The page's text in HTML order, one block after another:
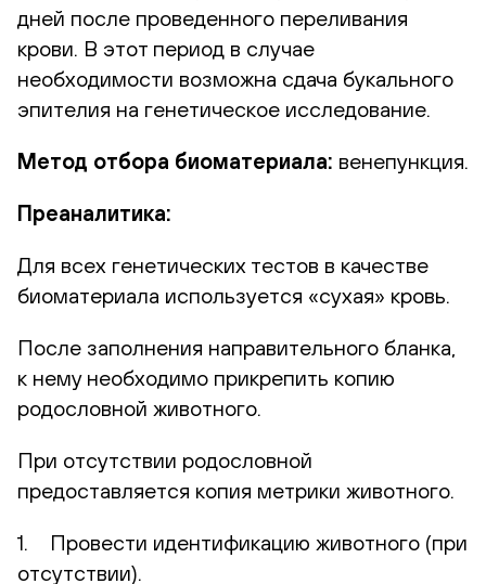
дней после проведенного переливания
крови. В этот период в случае
необходимости возможна сдача букального
эпителия на генетическое исследование.
Метод отбора биоматериала: венепункция.
Преаналитика:
Для всех генетических тестов в качестве
биоматериала используется «сухая» кровь.
После заполнения направительного бланка,
к нему необходимо прикрепить копию
родословной животного.
При отсутствии родословной
предоставляется копия метрики животного.
1. Провести идентификацию животного (при
отсутствии).